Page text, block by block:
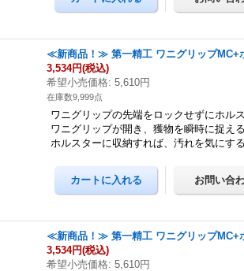
≪新商品！≫ 第一精工 ワニグリップMC+
3,534円(税込)
希望小売価格: 5,610円
在庫数9,999点
ワニグリップの先端をロックせずにホル
ワニグリップが開き、獲物を瞬時に捉え
ホルスターに収納すれば、汚れを気にす
≪新商品！≫ 第一精工 ワニグリップMC+
3,534円(税込)
希望小売価格: 5,610円